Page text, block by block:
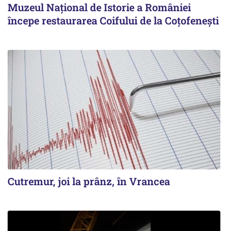
Muzeul Național de Istorie a României
începe restaurarea Coifului de la Coțofenești
Cutremur, joi la prânz, în Vrancea